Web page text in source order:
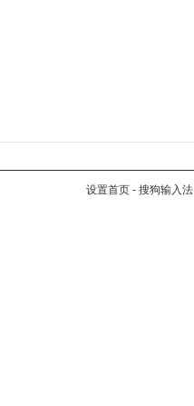
设置首页 - 搜狗输入法